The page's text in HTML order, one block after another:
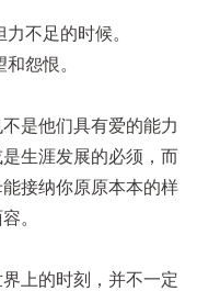
不足的时候。
怨恨。
是他们具有爱的能力
生涯发展的必须，而
接纳你原原本本的样
。
上的时刻，并不一定